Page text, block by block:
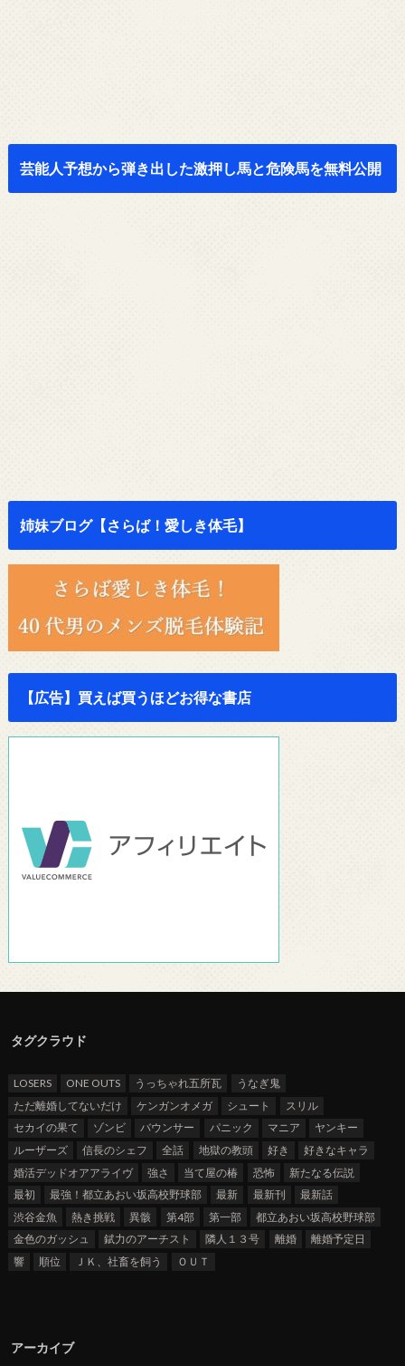
芸能人予想から弾き出した激押し馬と危険馬を無料公開
姉妹ブログ【さらば！愛しき体毛】
【広告】買えば買うほどお得な書店
タグクラウド
LOSERS ONE OUTS うっちゃれ五所瓦
うなぎ鬼
ただ離婚してないだけ
ケンガンオメガ シュート
スリル
セカイの果て
ゾンビ バウンサー パニック マニア
ヤンキー
ルーザーズ
信長のシェフ 全話 地獄の教頭 好き
好きなキャラ
婚活デッドオアアライヴ
強さ 当て屋の椿 恐怖
新たなる伝説
最初
最強！都立あおい坂高校野球部 最新 最新刊
最新話
渋谷金魚
熱き挑戦 異骸 第4部 第一部
都立あおい坂高校野球部
金色のガッシュ
錻力のアーチスト 隣人１３号 離婚
離婚予定日
響
順位 ＪＫ、社畜を飼う ＯＵＴ
アーカイブ